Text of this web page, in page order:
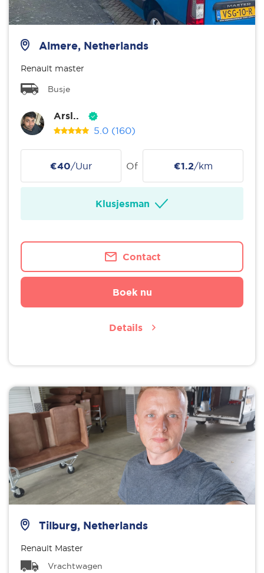
Almere, Netherlands
Renault master
Busje
Arsl..
5.0 (160)
€40/Uur Of €1.2/km
Klusjesman
Contact
Boek nu
Details
Tilburg, Netherlands
Renault Master
Vrachtwagen